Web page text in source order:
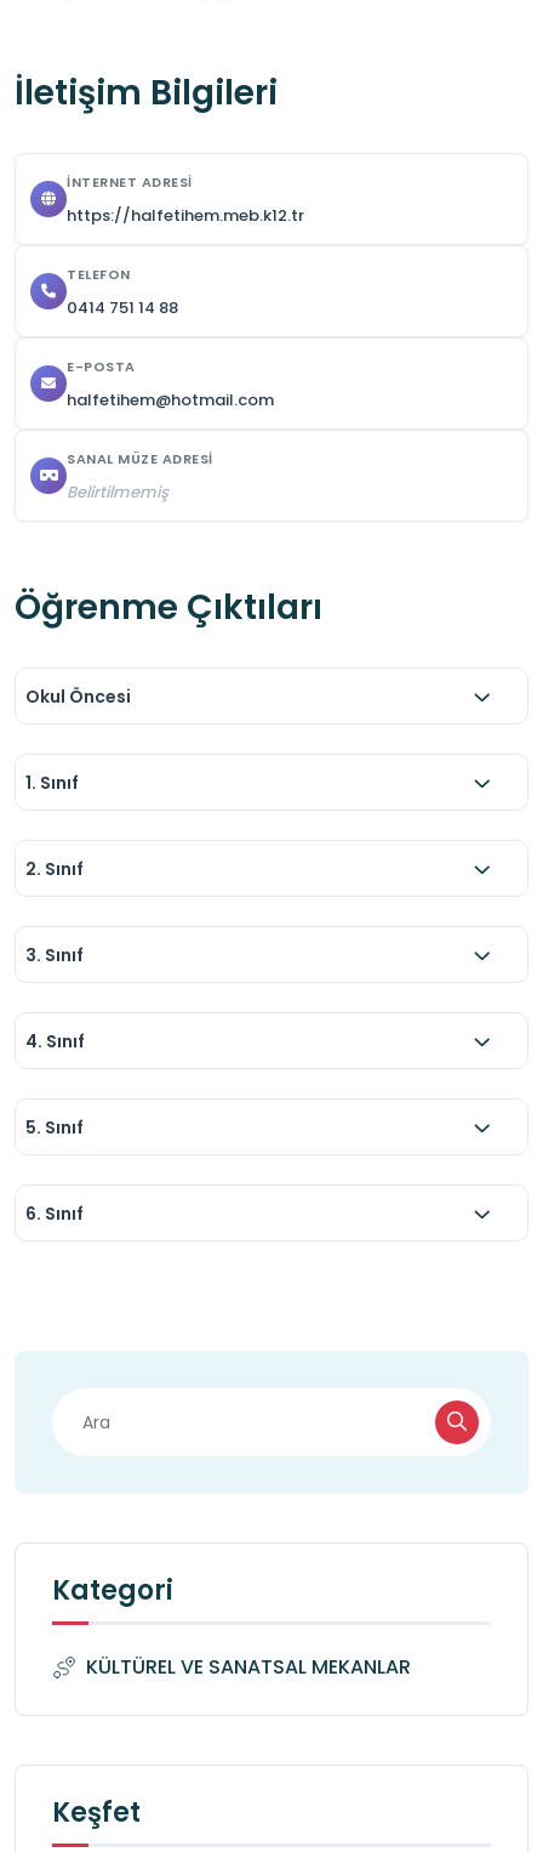
önlem alması tavsiye edilir. Yanınızda su
İletişim Bilgileri
İNTERNET ADRESI
https://halfetihem.meb.k12.tr
TELEFON
0414 751 14 88
E-POSTA
halfetihem@hotmail.com
SANAL MÜZE ADRESI
Belirtilmemiş
Öğrenme Çıktıları
Okul Öncesi
1. Sınıf
2. Sınıf
3. Sınıf
4. Sınıf
5. Sınıf
6. Sınıf
Kategori
KÜLTÜREL VE SANATSAL MEKANLAR
Keşfet